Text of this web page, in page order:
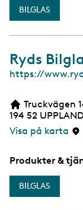
BILGLAS
Ryds
W
https://
Truckvägen
194 52
Visa på karta
Produkter &
BILGLAS